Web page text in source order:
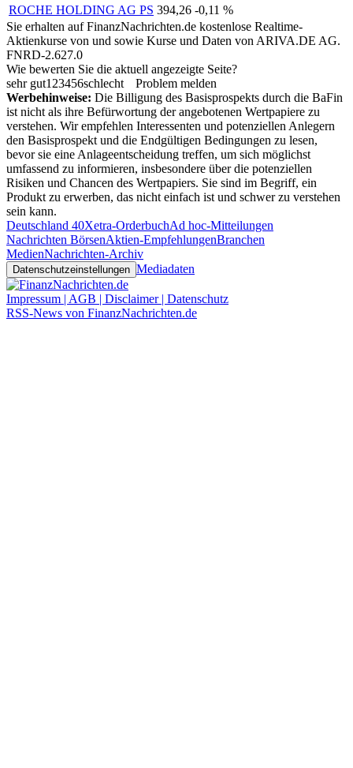
ROCHE HOLDING AG PS 394,26 -0,11 %
Sie erhalten auf FinanzNachrichten.de kostenlose Realtime-
Aktienkurse von und sowie Kurse und Daten von ARIVA.DE AG.
FNRD-2.627.0
Wie bewerten Sie die aktuell angezeigte Seite?
sehr gut1 23456schlecht
Problem melden
Werbehinweise: Die Billigung des Basisprospekts durch die BaFin
ist nicht als ihre Befürwortung der angebotenen Wertpapiere zu
verstehen. Wir empfehlen Interessenten und potenziellen Anlegern
den Basisprospekt und die Endgültigen Bedingungen zu lesen,
bevor sie eine Anlageentscheidung treffen, um sich möglichst
umfassend zu informieren, insbesondere über die potenziellen
Risiken und Chancen des Wertpapiers. Sie sind im Begriff, ein
Produkt zu erwerben, das nicht einfach ist und schwer zu verstehen
sein kann.
Deutschland 40Xetra-OrderbuchAd hoc-Mitteilungen
Nachrichten BörsenAktien-EmpfehlungenBranchen
MedienNachrichten-Archiv
Datenschutzeinstellungen Mediadaten
Impressum | AGB | Disclaimer | Datenschutz
RSS-News von FinanzNachrichten.de